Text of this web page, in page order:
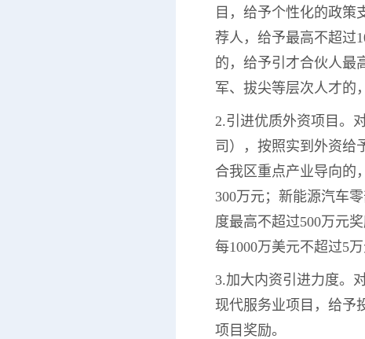
目，给予个性化的政策
荐人，给予最高不超过
的，给予引才合伙人最
军、拔尖等层次人才的
2.引进优质外资项目。
司），按照实到外资给
合我区重点产业导向的
300万元；新能源汽车
度最高不超过500万元
每1000万美元不超过5
3.加大内资引进力度。
现代服务业项目，给予
项目奖励。